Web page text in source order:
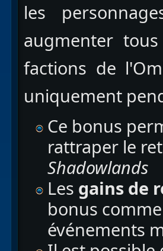
les
augmenter
factions de
uniquement
Ce bonus
rattraper le
Shadowlands
Les gains de
bonus
événements